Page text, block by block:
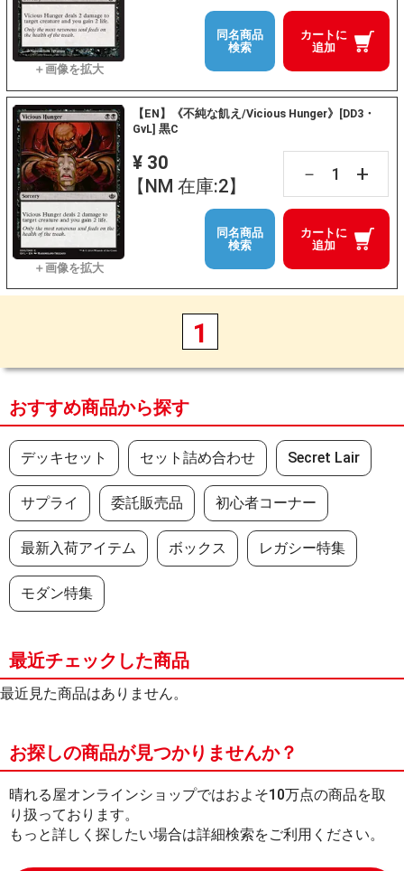
カートに
追加
同名商品
検索
【EN】《不純な飢え/Vicious Hunger》[DD3・
GvL] 黒C
¥ 30
【NM 在庫:2】
－ +
カートに
追加
同名商品
検索
1
おすすめ商品から探す
デッキセット セット詰め合わせ Secret Lair
サプライ 委託販売品 初心者コーナー
最新入荷アイテム ボックス レガシー特集
モダン特集
最近チェックした商品
最近見た商品はありません。
お探しの商品が見つかりませんか？
晴れる屋オンラインショップではおよそ10万点の商品を取
り扱っております。
もっと詳しく探したい場合は詳細検索をご利用ください。